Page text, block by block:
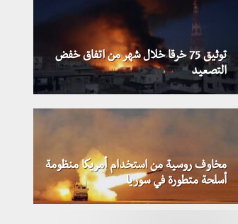
توثيق 75 خرقا خلال شهر من اتفاق خفض
التصعيد
مخاوف روسية من استخدام أمريكا منظومة
أسلحة متطورة في سوريا